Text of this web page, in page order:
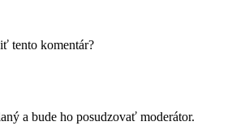
tento komentár?
a bude ho posudzovať moderátor.